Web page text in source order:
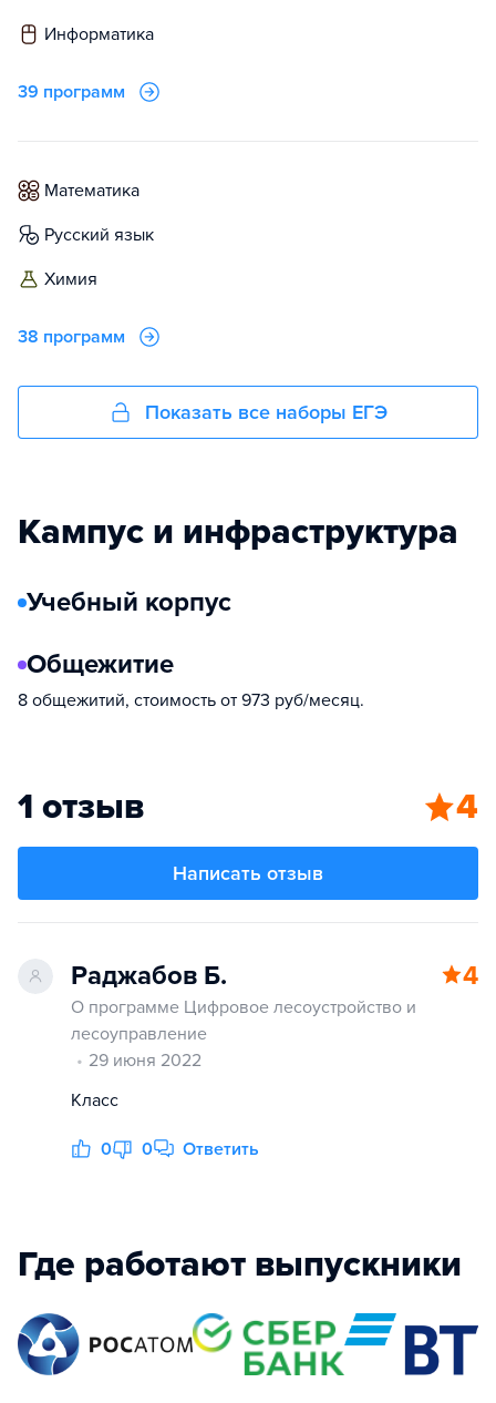
информатика
39 программ
математика
русский язык
химия
38 программ
Показать все наборы ЕГЭ
Кампус и инфраструктура
Учебный корпус
Общежитие
8 общежитий, стоимость от 973 руб/месяц.
1 отзыв 4
Написать отзыв
Раджабов Б. 4
О программе Цифровое лесоустройство и
лесоуправление
29 июня 2022
Класс
0 0 Ответить
Где работают выпускники